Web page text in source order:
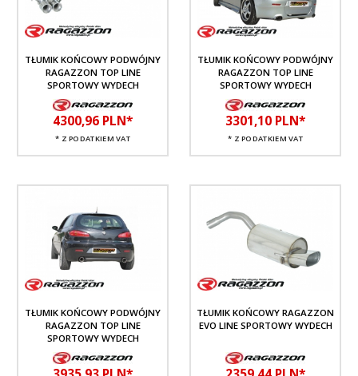
TŁUMIK KOŃCOWY PODWÓJNY
RAGAZZON TOP LINE
SPORTOWY WYDECH
4300,96 PLN*
* Z PODATKIEM VAT
TŁUMIK KOŃCOWY PODWÓJNY
RAGAZZON TOP LINE
SPORTOWY WYDECH
3301,10 PLN*
* Z PODATKIEM VAT
TŁUMIK KOŃCOWY PODWÓJNY
RAGAZZON TOP LINE
SPORTOWY WYDECH
TŁUMIK KOŃCOWY RAGAZZON
EVO LINE SPORTOWY WYDECH